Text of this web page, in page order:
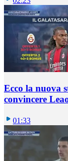
Ecco la nuova
convincere
01:33